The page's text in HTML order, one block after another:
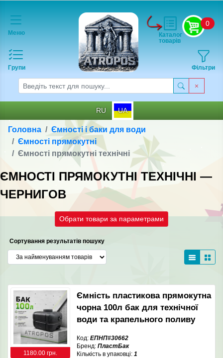
Меню
Групи
0
Фільтри
Каталог
товарів
RU UA
Головна
Ємності і баки для води
Ємності прямокутні
Ємності прямокутні технічні
ЄМНОСТІ ПРЯМОКУТНІ ТЕХНІЧНІ —
ЧЕРНИГОВ
Обрати товари за параметрами
Сортування результатів пошуку
1180.00 грн.
Ємність пластикова прямокутна
чорна 100л бак для технічної
води та крапельного поливу
Код: ЕПНП#30662
Бренд: ПластБак
Кількість в упаковці: 1